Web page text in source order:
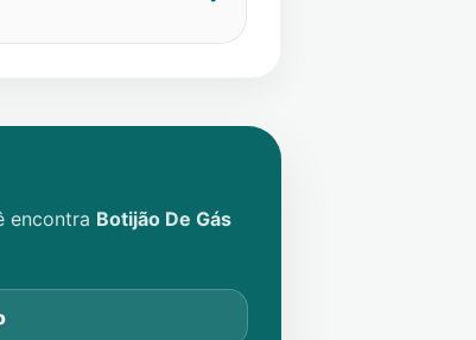
encontra Botijão De Gás